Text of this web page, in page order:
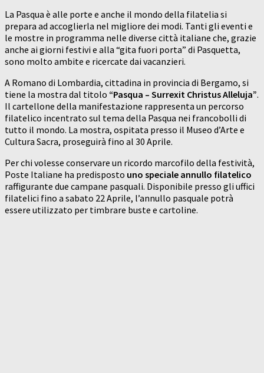
La Pasqua è alle porte e anche il mondo della filatelia si
prepara ad accoglierla nel migliore dei modi. Tanti gli eventi e
le mostre in programma nelle diverse città italiane che, grazie
anche ai giorni festivi e alla “gita fuori porta” di Pasquetta,
sono molto ambite e ricercate dai vacanzieri.
A Romano di Lombardia, cittadina in provincia di Bergamo, si
tiene la mostra dal titolo “Pasqua – Surrexit ChristusAlleluja”.
Il cartellone della manifestazione rappresenta un percorso
filatelico incentrato sul tema della Pasqua nei francobolli di
tutto il mondo. La mostra, ospitata presso il Museo d’Arte e
Cultura Sacra, proseguirà fino al 30 Aprile.
Per chi volesse conservare un ricordo marcofilo della festività,
Poste Italiane ha predisposto uno speciale annullo filatelico
raffigurante due campane pasquali. Disponibile presso gli uffici
filatelici fino a sabato 22 Aprile, l’annullo pasquale potrà
essere utilizzato per timbrare buste e cartoline.